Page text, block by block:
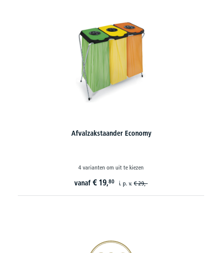
Systeem-afvalemmers
8 varianten om uit te kiezen
vanaf€
20€ korting verzekeren